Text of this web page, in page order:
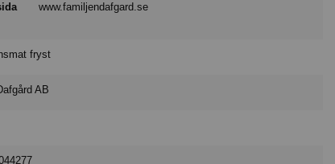
www.familjendafgard.se
fryst
AB